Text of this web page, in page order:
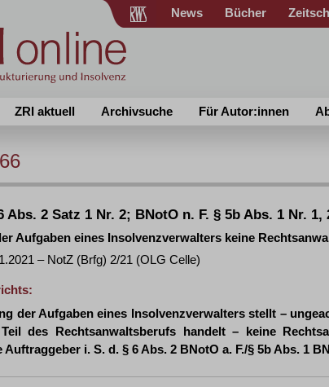
News Bücher
ZRI aktuell Archivsuche Für Autor:innen
Abs. 2 Satz 1 Nr. 2; BNotO n. F. § 5b Abs. 1 Nr. 1,
Aufgaben eines Insolvenzverwalters keine
– NotZ (Brfg) 2/21 (OLG Celle)
der Aufgaben eines Insolvenzverwalters stellt –
des Rechtsanwaltsberufs handelt – keine
i. S. d. § 6 Abs. 2 BNotO a. F./§ 5b Abs. 1